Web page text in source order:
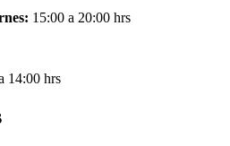
15:00 a 20:00 hrs
14:00 hrs